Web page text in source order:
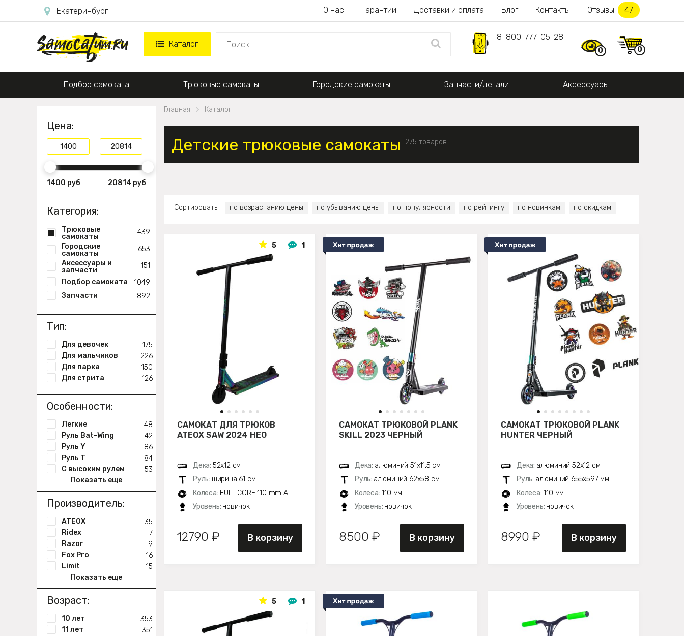
Екатеринбург О нас Гарантии Доставки и оплата Блог Контакты Отзывы 47
Каталог
8-800-777-05-28
0 0
Подбор самоката Трюковые самокаты Городские самокаты Запчасти/детали Аксессуары
Цена:
1400 руб 20814 руб
Категория:
Трюковые
самокаты
439
Городские
самокаты
653
Аксессуары и
запчасти
151
Подбор самоката
1049
Запчасти
892
Тип:
Для девочек
175
Для мальчиков
226
Для парка
150
Для стрита
126
Особенности:
Легкие
48
Руль Bat-Wing
42
Руль Y
86
Руль Т
84
С высоким рулем
53
Показать еще
Производитель:
ATEOX
35
Ridex
7
Razor
9
Fox Pro
16
Limit
15
Показать еще
Возраст:
10 лет
353
11 лет
351
Главная Каталог
Детские трюковые самокаты 275 товаров
Сортировать: по возрастанию цены по убыванию цены по популярности по рейтингу по новинкам по скидкам
5 1
САМОКАТ ДЛЯ ТРЮКОВ
ATEOX SAW 2024 НЕО
Дека: 52х12 см
Руль: ширина 61 см
Колеса: FULL CORE 110 mm AL
Уровень: новичок+
12790 ₽ В корзину
САМОКАТ ТРЮКОВОЙ PLANK
SKILL 2023 ЧЕРНЫЙ
Дека: алюминий 51х11,5 см
Руль: алюминий 62х58 см
Колеса: 110 мм
Уровень: новичок+
8500 ₽ В корзину
САМОКАТ ТРЮКОВОЙ PLANK
HUNTER ЧЕРНЫЙ
Дека: алюминий 52х12 см
Руль: алюминий 655х597 мм
Колеса: 110 мм
Уровень: новичок+
8990 ₽ В корзину
5 1